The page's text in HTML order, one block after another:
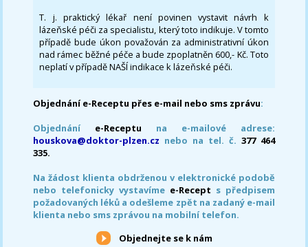
T. j. praktický lékař není povinen vystavit návrh k
lázeňské péči za specialistu, který toto indikuje. V tomto
případě bude úkon považován za administrativní úkon
nad rámec běžné péče a bude zpoplatněn 600,- Kč. Toto
neplatí v případě NAŠÍ indikace k lázeňské péči.
Objednání e-Receptu přes e-mail nebo sms zprávu:
Objednání e-Receptu na e-mailové adrese:
houskova@doktor-plzen.cz nebo na tel. č. 377 464
335.
Na žádost klienta obdrženou v elektronické podobě
nebo telefonicky vystavíme e-Recept s předpisem
požadovaných léků a odešleme zpět na zadaný e-mail
klienta nebo sms zprávou na mobilní telefon.
Objednejte se k nám